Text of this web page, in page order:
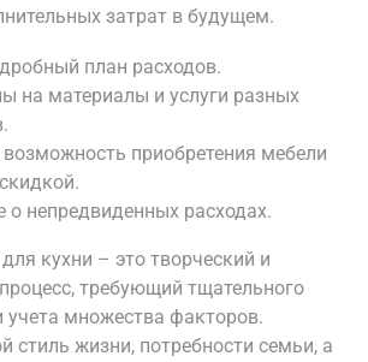
затрат в будущем.
план расходов.
на материалы и услуги разных
приобретения мебели
о непредвиденных расходах.
кухни – это творческий и
требующий тщательного
учета множества факторов.
стиль жизни, потребности семьи, а